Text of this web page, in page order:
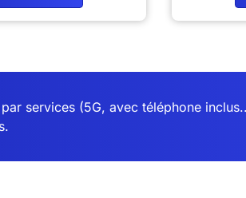
services (5G, avec téléphone